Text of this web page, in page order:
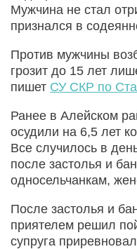
Мужчина не стал
признался в
Против мужчины
грозит до 15 лет
пишет СУ СКР по
Ранее в Алейском
осудили на 6,5 лет
Все случилось в
после застолья и
односельчанкам,
После застолья и
приятелем решил
супруга